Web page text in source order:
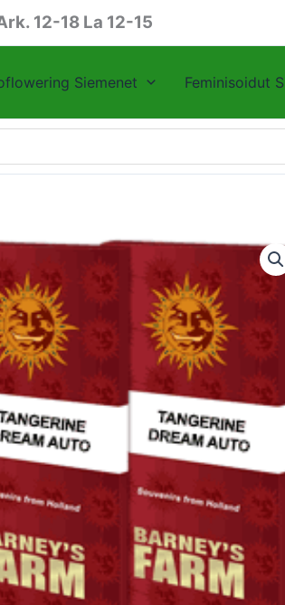
12-18 La 12-15
Siemenet Feminisoidut